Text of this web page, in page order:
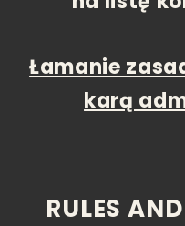
Łamanie
karą
RULES